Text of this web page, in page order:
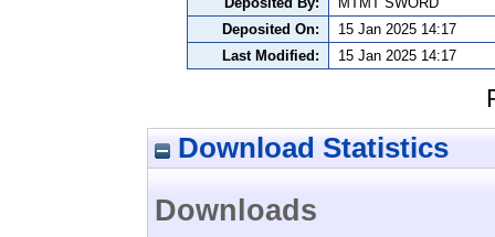
Deposited On:
15 Jan 2025 14:17
Last Modified:
15 Jan 2025 14:17
Download Statistics
Downloads